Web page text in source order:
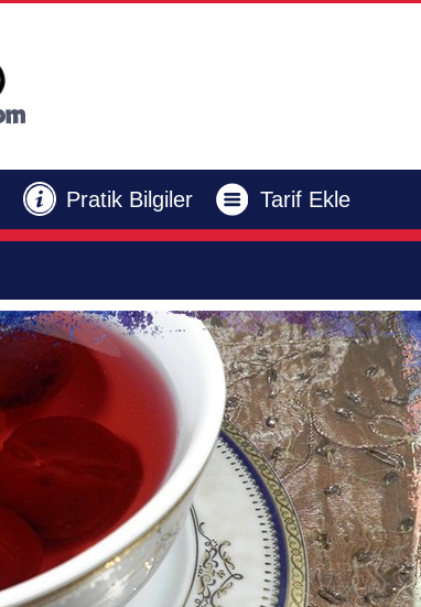
Pratik Bilgiler Tarif Ekle